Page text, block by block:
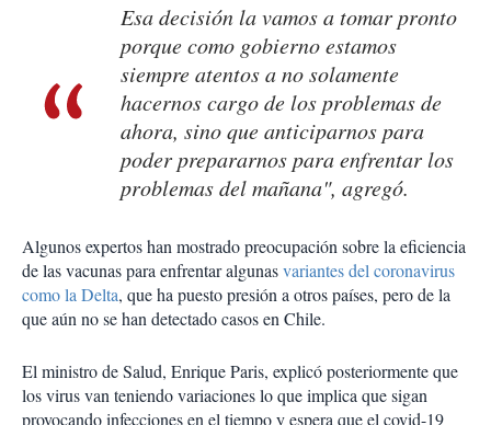
Esa decisión la vamos a tomar pronto
porque como gobierno estamos
siempre atentos a no solamente
hacernos cargo de los problemas de
ahora, sino que anticiparnos para
poder prepararnos para enfrentar los
problemas del mañana", agregó.
Algunos expertos han mostrado preocupación sobre la eficiencia
de las vacunas para enfrentar algunasvariantes del coronavirus
como la Delta, que ha puesto presión a otros países, pero de la
que aún no se han detectado casos en Chile.
El ministro de Salud, Enrique Paris, explicó posteriormente que
los virus van teniendo variaciones lo que implica que sigan
provocando infecciones en el tiempo y espera que el covid-19